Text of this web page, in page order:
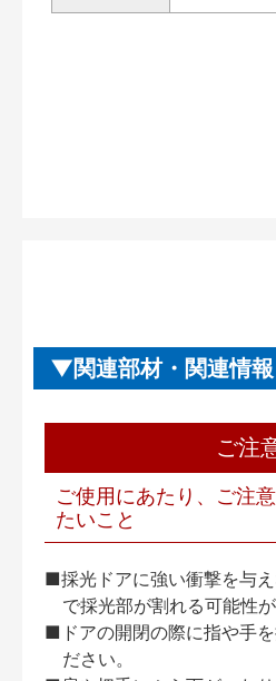
関連部材・関連情報
ご注
ご使用にあたり、ご注
たいこと
■採光ドアに強い衝撃を与
で採光部が割れる可能性が
■ドアの開閉の際に指や手
ださい。